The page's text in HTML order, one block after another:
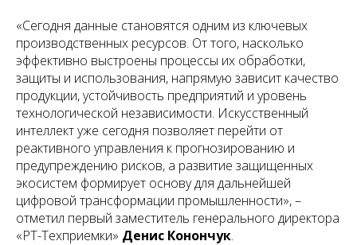
«Сегодня данные становятся одним из ключевых
производственных ресурсов. От того, насколько
эффективно выстроены процессы их обработки,
защиты и использования, напрямую зависит качество
продукции, устойчивость предприятий и уровень
технологической независимости. Искусственный
интеллект уже сегодня позволяет перейти от
реактивного управления к прогнозированию и
предупреждению рисков, а развитие защищенных
экосистем формирует основу для дальнейшей
цифровой трансформации промышленности», –
отметил первый заместитель генерального директора
«РТ-Техприемки» Денис Конончук.